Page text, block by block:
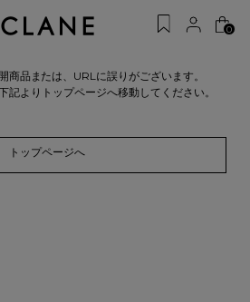
0
商品または、URLに誤りがございます。
記よりトップページへ移動してください。
トップページへ